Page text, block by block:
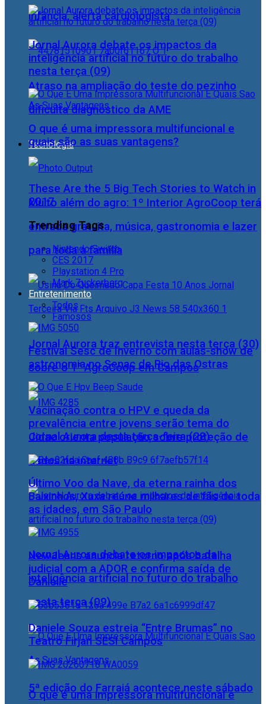
infância, alerta cardiologista
Atraso na ampliação do teste do pezinho
dificulta diagnóstico da AME
Tecnologia
Muito além do agro: 1º Interior AgroCoop terá
entrada gratuita, música, gastronomia e lazer
para toda a família
Jornal Aurora traz entrevista nesta terça (30)
sobre o 1° AgroCoop em Campos
Cidac orienta população sobre proteção de
dados na internet
Jornal Aurora debate os impactos da
inteligência artificial no futuro do trabalho
nesta terça (09)
O que é uma impressora multifuncional e
Jornal Aurora debate os impactos da
inteligência artificial no futuro do trabalho
nesta terça (09)
O que é uma impressora multifuncional e
quais são as suas vantagens?
These Are the 5 Big Tech Stories to Watch in
2017
Trending Tags
Nintendo Switch
CES 2017
Playstation 4 Pro
Mark Zuckerberg
Entretenimento
Todos
Famosos
Festival Sesc de Inverno com aulas-show de
astronomia no Senac de Rio das Ostras
Vacinação contra o HPV e queda da
prevalência entre jovens serão tema do
Jornal Aurora desta terça-feira (28)
Último Voo da Nave, da eterna rainha dos
Baixinhos, Xuxa reúne milhares de fãs de toda
as idades, em São Paulo
NewJeans anuncia retorno após batalha
judicial com a ADOR e confirma saída de
Danielle
Daniele Souza estreia “Entre Brumas” no
Teatro Firjan SESI Campos
5ª edição do Farraiá acontece neste sábado